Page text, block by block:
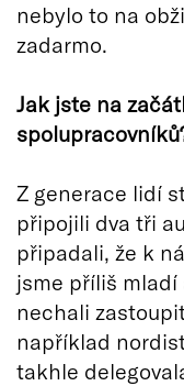
nebylo to na
zadarmo.
Jak jste na
Z generace lidí
připojili dva tři
připadali, že k
jsme příliš mladí
nechali
například
takhle